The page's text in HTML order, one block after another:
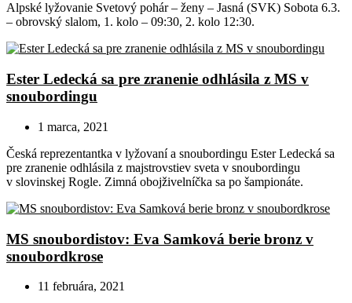
Alpské lyžovanie Svetový pohár – ženy – Jasná (SVK) Sobota 6.3.
– obrovský slalom, 1. kolo – 09:30, 2. kolo 12:30.
Ester Ledecká sa pre zranenie odhlásila z MS v
snoubordingu
1 marca, 2021
Česká reprezentantka v lyžovaní a snoubordingu Ester Ledecká sa
pre zranenie odhlásila z majstrovstiev sveta v snoubordingu
v slovinskej Rogle. Zimná obojživelníčka sa po šampionáte.
MS snoubordistov: Eva Samková berie bronz v
snoubordkrose
11 februára, 2021